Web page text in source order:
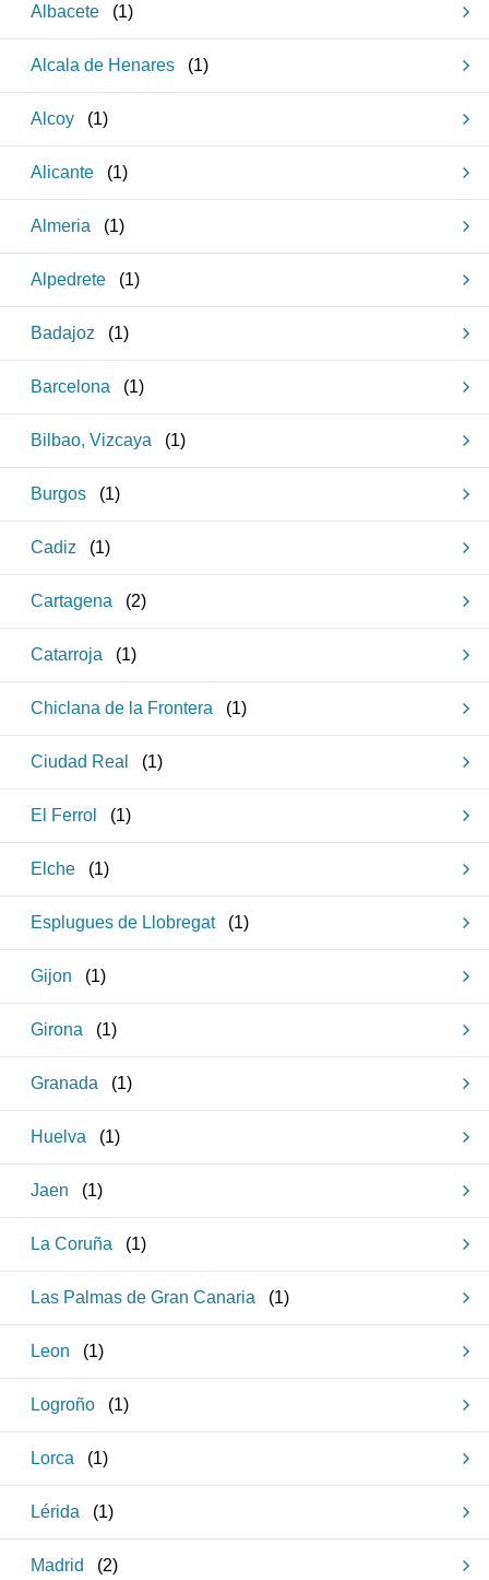
Albacete (1)
Alcala de Henares (1)
Alcoy (1)
Alicante (1)
Almeria (1)
Alpedrete (1)
Badajoz (1)
Barcelona (1)
Bilbao, Vizcaya (1)
Burgos (1)
Cadiz (1)
Cartagena (2)
Catarroja (1)
Chiclana de la Frontera (1)
Ciudad Real (1)
El Ferrol (1)
Elche (1)
Esplugues de Llobregat (1)
Gijon (1)
Girona (1)
Granada (1)
Huelva (1)
Jaen (1)
La Coruña (1)
Las Palmas de Gran Canaria (1)
Leon (1)
Logroño (1)
Lorca (1)
Lérida (1)
Madrid (2)